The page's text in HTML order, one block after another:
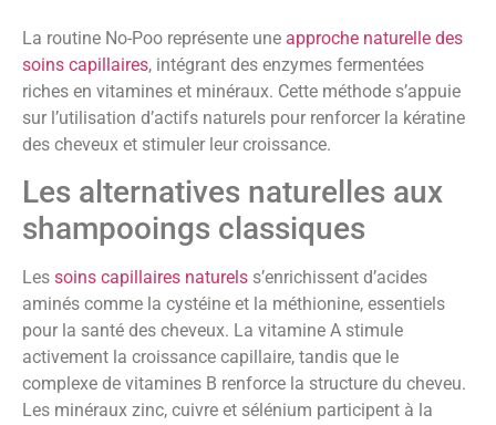
La routine No-Poo représente une approche naturelle des
soins capillaires, intégrant des enzymes fermentées
riches en vitamines et minéraux. Cette méthode s’appuie
sur l’utilisation d’actifs naturels pour renforcer la kératine
des cheveux et stimuler leur croissance.
Les alternatives naturelles aux
shampooings classiques
Les soins capillaires naturels s’enrichissent d’acides
aminés comme la cystéine et la méthionine, essentiels
pour la santé des cheveux. La vitamine A stimule
activement la croissance capillaire, tandis que le
complexe de vitamines B renforce la structure du cheveu.
Les minéraux zinc, cuivre et sélénium participent à la